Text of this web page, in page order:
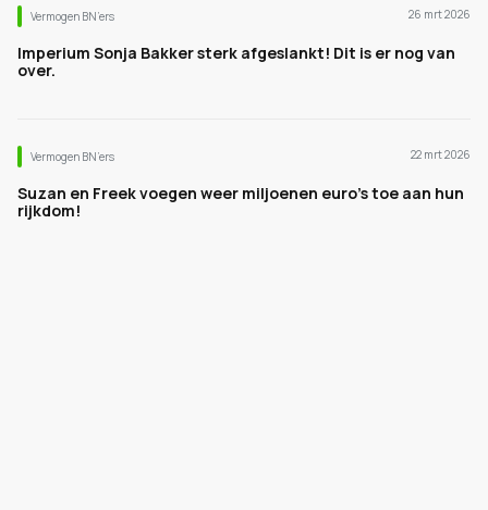
Vermogen BN’ers 26 mrt 2026
Imperium Sonja Bakker sterk afgeslankt! Dit is er nog van
over.
Vermogen BN’ers 22 mrt 2026
Suzan en Freek voegen weer miljoenen euro's toe aan hun
rijkdom!